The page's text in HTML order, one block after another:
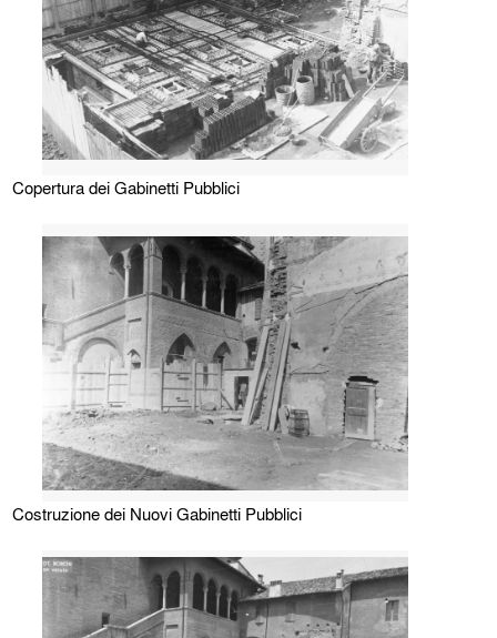
Copertura dei Gabinetti Pubblici
Costruzione dei Nuovi Gabinetti Pubblici